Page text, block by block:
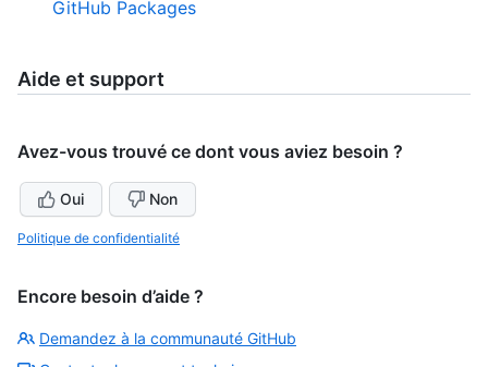
GitHub Packages
Aide et support
Avez-vous trouvé ce dont vous aviez besoin ?
Oui Non
Politique de confidentialité
Encore besoin d’aide ?
Demandez à la communauté GitHub